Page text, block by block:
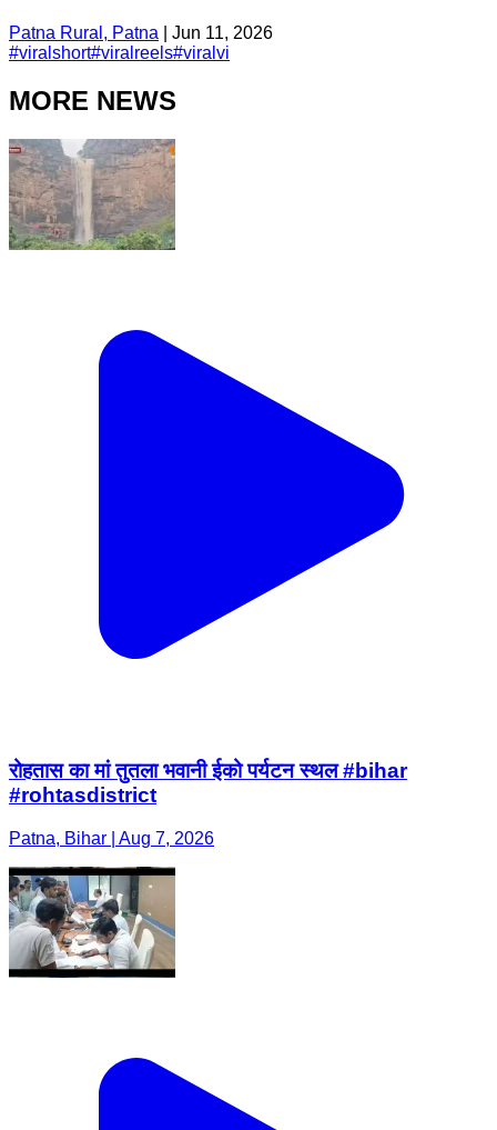
Patna Rural, Patna
Jun 11, 2026
#viralshort#viralreels#viralvi
MORE NEWS
रोहतास का मां तुतला भवानी ईको पर्यटन स्थल #bihar
#rohtasdistrict
Patna, Bihar | Aug 7, 2026